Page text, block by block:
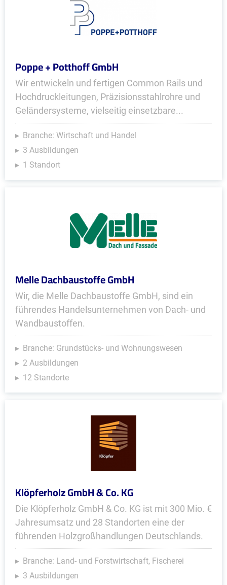
Poppe + Potthoff GmbH
Wir entwickeln und fertigen Common Rails und
Hochdruckleitungen, Präzisions­stahlrohre und
Geländer­systeme, viel­seitig einsetzbare...
Branche: Wirtschaft und Handel
3 Ausbildungen
1 Standort
Melle Dachbaustoffe GmbH
Wir, die Melle Dachbaustoffe GmbH, sind ein
führendes Handels­unter­nehmen von Dach- und
Wandbaustoffen.
Branche: Grundstücks- und Wohnungswesen
2 Ausbildungen
12 Standorte
Klöpferholz GmbH & Co. KG
Die Klöpferholz GmbH & Co. KG ist mit 300 Mio. €
Jahresumsatz und 28 Standorten eine der
führenden Holzgroßhandlungen Deutschlands.
Branche: Land- und Forstwirtschaft, Fischerei
3 Ausbildungen